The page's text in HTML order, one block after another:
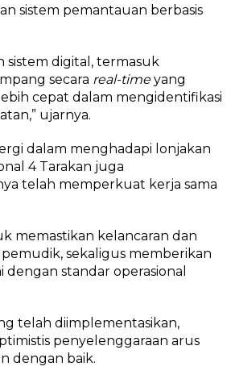
sistem pemantauan berbasis
sistem digital, termasuk
secara real-timeyang
cepat dalam mengidentifikasi
ujarnya.
dalam menghadapi lonjakan
4 Tarakan juga
telah memperkuat kerja sama
memastikan kelancaran dan
sekaligus memberikan
standar operasional
telah diimplementasikan,
penyelenggaraan arus
dengan baik.